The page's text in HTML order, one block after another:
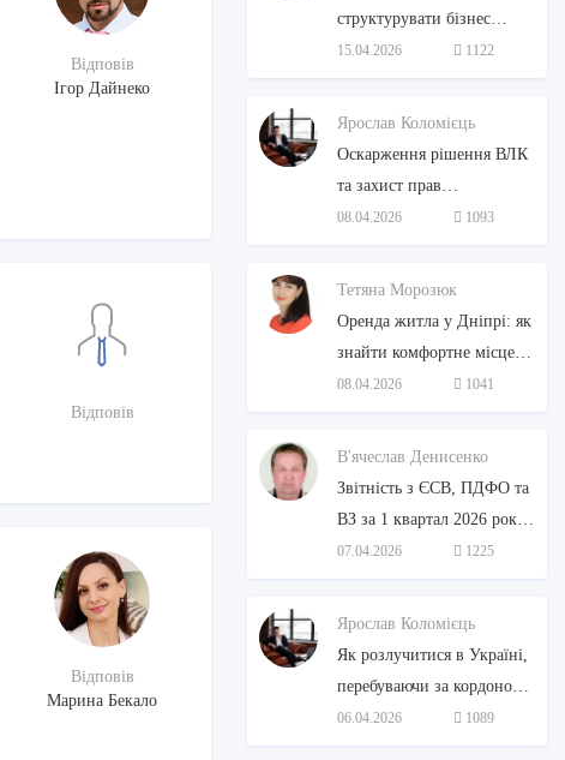
Відповів
Ігор Дайнеко
Відповів
Відповів
Марина Бекало
структурувати бізнес
вживаної техніки та не
«згоріти» на податках
15.04.2026 1122
Ярослав Коломієць
Оскарження рішення ВЛК
та захист прав
військовозобов'язаних:
покроковий алгоритм від
адвоката
08.04.2026 1093
Тетяна Морозюк
Оренда житла у Дніпрі: як
знайти комфортне місце
для життя (юридичні та
інші аспекти)
08.04.2026 1041
В'ячеслав Денисенко
Звітність з ЄСВ, ПДФО та
ВЗ за 1 квартал 2026 року
ФОП подають за старою
формою
07.04.2026 1225
Ярослав Коломієць
Як розлучитися в Україні,
перебуваючи за кордоном:
Покрокова інструкція від
адвоката
06.04.2026 1089